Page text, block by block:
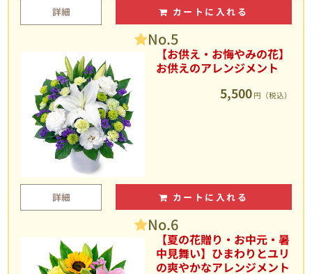
詳細 カートに入れる
No.5
【お供え・お悔やみの花】
お供えのアレンジメント
5,500 円（税込）
詳細 カートに入れる
No.6
【夏の花贈り・お中元・暑
中見舞い】ひまわりとユリ
の爽やかなアレンジメント